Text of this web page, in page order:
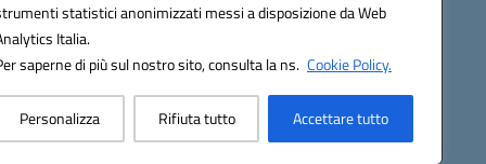
statistici anonimizzati messi a disposizione da Web
Italia.
saperne di più sul nostro sito, consulta la ns. Cookie Policy.
Personalizza Rifiuta tutto Accettare tutto